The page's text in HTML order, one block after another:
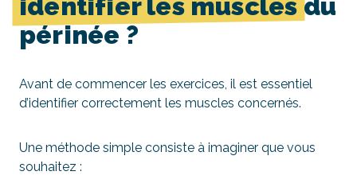
identifier les muscles du
périnée ?
Avant de commencer les exercices, il est essentiel
d’identifier correctement les muscles concernés.
Une méthode simple consiste à imaginer que vous
souhaitez :